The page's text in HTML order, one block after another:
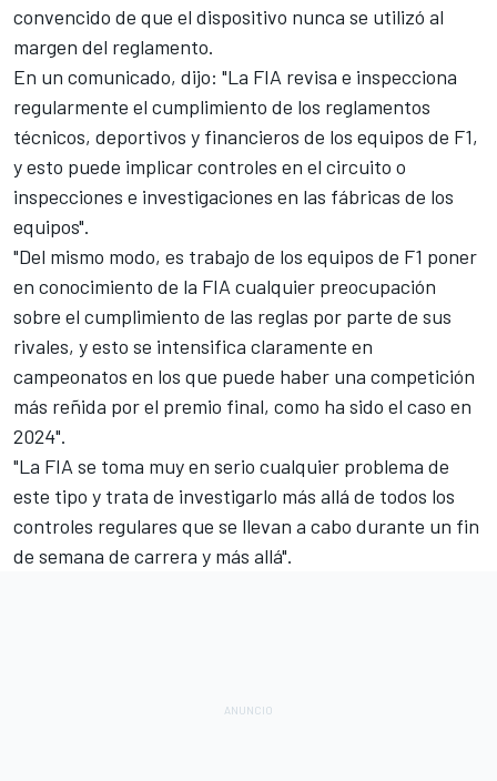
convencido de que el dispositivo nunca se utilizó al
margen del reglamento.
En un comunicado, dijo: "La FIA revisa e inspecciona
regularmente el cumplimiento de los reglamentos
técnicos, deportivos y financieros de los equipos de F1,
y esto puede implicar controles en el circuito o
inspecciones e investigaciones en las fábricas de los
equipos".
"Del mismo modo, es trabajo de los equipos de F1 poner
en conocimiento de la FIA cualquier preocupación
sobre el cumplimiento de las reglas por parte de sus
rivales, y esto se intensifica claramente en
campeonatos en los que puede haber una competición
más reñida por el premio final, como ha sido el caso en
2024".
"La FIA se toma muy en serio cualquier problema de
este tipo y trata de investigarlo más allá de todos los
controles regulares que se llevan a cabo durante un fin
de semana de carrera y más allá".